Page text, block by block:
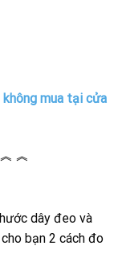
mua tại cửa
︽
dây đeo và
bạn 2 cách đo